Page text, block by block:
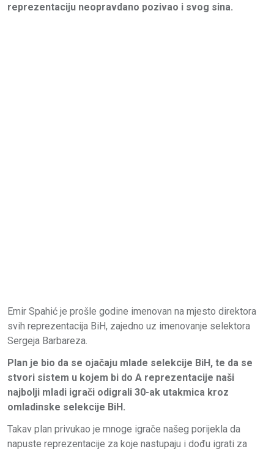
reprezentaciju neopravdano pozivao i svog sina.
Emir Spahić je prošle godine imenovan na mjesto direktora
svih reprezentacija BiH, zajedno uz imenovanje selektora
Sergeja Barbareza.
Plan je bio da se ojačaju mlade selekcije BiH, te da se
stvori sistem u kojem bi do A reprezentacije naši
najbolji mladi igrači odigrali 30-ak utakmica kroz
omladinske selekcije BiH.
Takav plan privukao je mnoge igrače našeg porijekla da
napuste reprezentacije za koje nastupaju i dođu igrati za